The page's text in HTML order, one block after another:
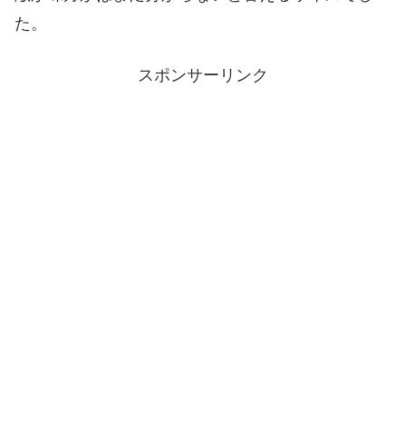
た。
スポンサーリンク